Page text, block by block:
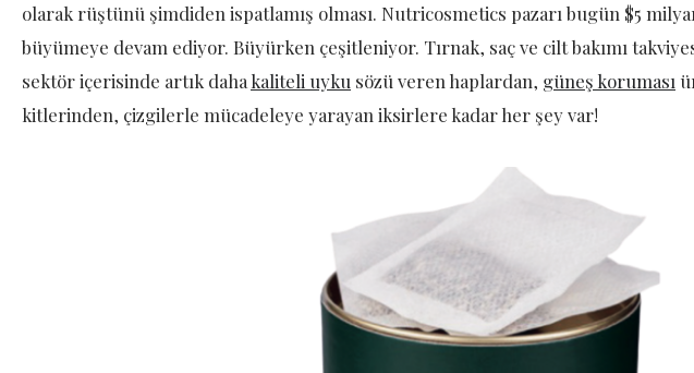
olarak rüştünü şimdiden ispatlamış olması. Nutricosmetics pazarı bugün $5 milyar
büyümeye devam ediyor. Büyürken çeşitleniyor. Tırnak, saç ve cilt bakımı
sektör içerisinde artık daha kaliteli uyku sözü veren haplardan, güneş koruması
kitlerinden, çizgilerle mücadeleye yarayan iksirlere kadar her şey var!